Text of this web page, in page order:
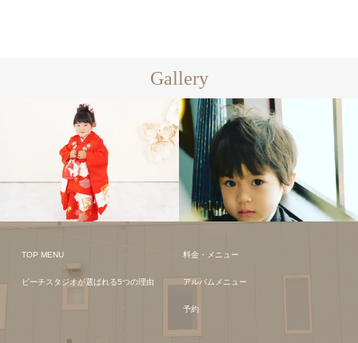
Gallery
TOP MENU
ビーチスタジオが選ばれる5つの理由
料金・メニュー
アルバムメニュー
予約